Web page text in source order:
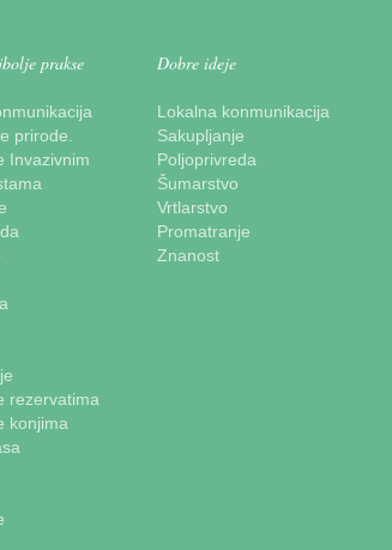
prakse
prirode.
Invazivnim
rezervatima
konjima
Dobre ideje
Lokalna konmunikacija
Sakupljanje
Poljoprivreda
Šumarstvo
Vrtlarstvo
Promatranje
Znanost